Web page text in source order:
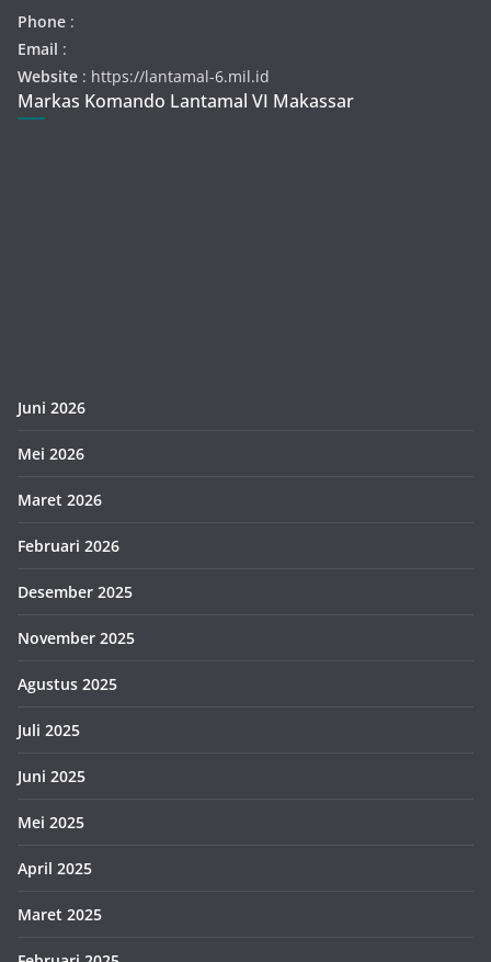
Phone :
Email :
Website : https://lantamal-6.mil.id
Markas Komando Lantamal VI Makassar
Juni 2026
Mei 2026
Maret 2026
Februari 2026
Desember 2025
November 2025
Agustus 2025
Juli 2025
Juni 2025
Mei 2025
April 2025
Maret 2025